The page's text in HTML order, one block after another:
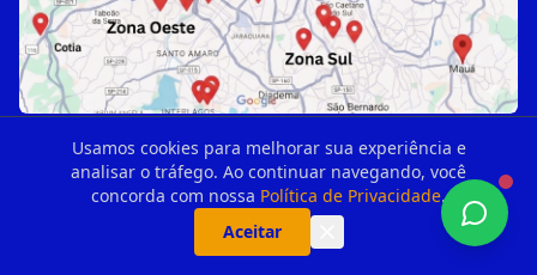
Usamos cookies para melhorar sua experiência e
analisar o tráfego. Ao continuar navegando, você
concorda com nossa Política de Privacidade.
Aceitar